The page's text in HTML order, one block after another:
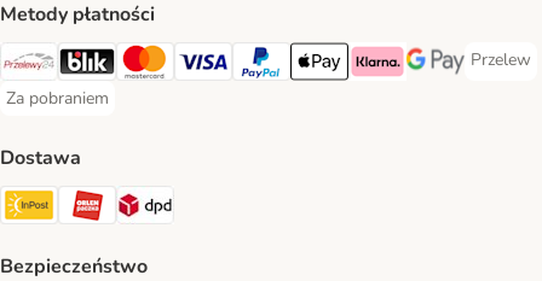
Metody płatności
Przelewy24 Payment Method
Blik Payment Method
MasterCard Payment Method
Visa Payment Method
PayPal Payment Method
Apple Pay Payment Method
Klarna Payment Method
Google Pay
Przelew
Przelew
Za pobraniem
Za pobraniem Payment Method
Dostawa
Paczkomat® Shipping Method
ORLEN Paczka Shipping Method
DPD Shipping Method
Bezpieczeństwo